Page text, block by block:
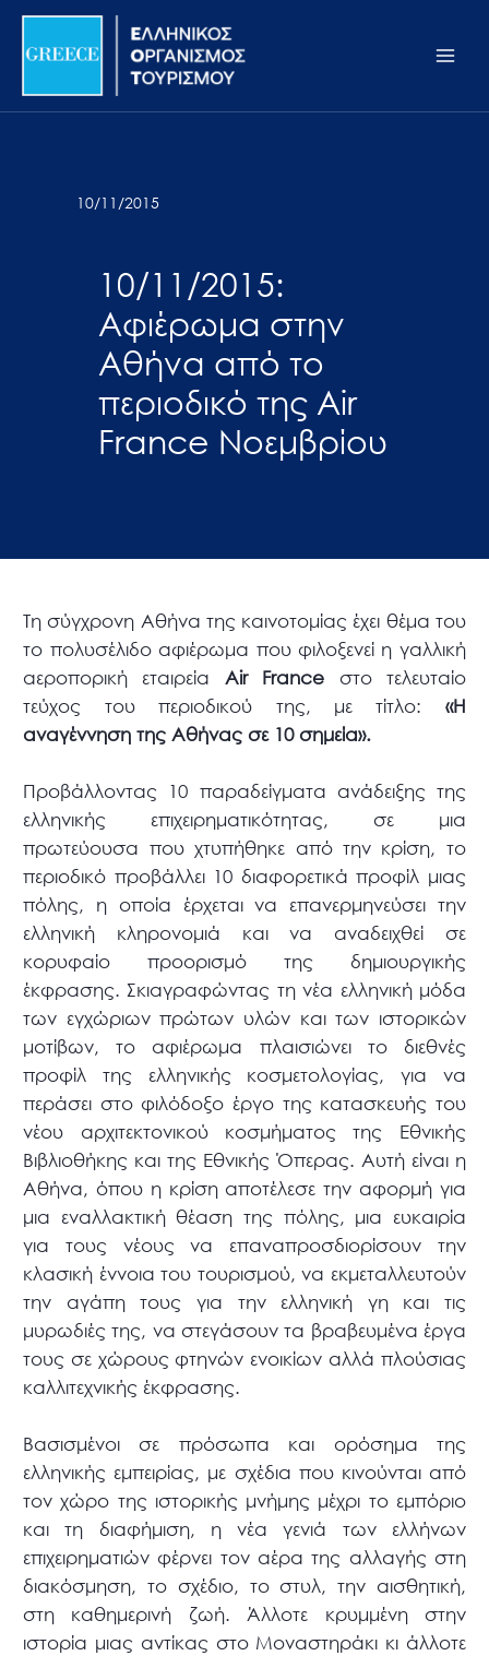
Σημείωση:
ιστότοπος
προσβασιμότητας.
Μετάβαση
περιεχόμενο
10/11/2015
10/11/2015:
Αφιέρωμα στην
Αθήνα από το
περιοδικό της Air
France Νοεμβρίου
Τη σύγχρονη Αθήνα της καινοτομίας έχει θέμα του
το πολυσέλιδο αφιέρωμα που φιλοξενεί η γαλλική
αεροπορική εταιρεία Air France στο τελευταίο
τεύχος του περιοδικού της, με τίτλο: «H
αναγέννηση της Αθήνας σε 10 σημεία».
Προβάλλοντας 10 παραδείγματα ανάδειξης της
ελληνικής επιχειρηματικότητας, σε μια
πρωτεύουσα που χτυπήθηκε από την κρίση, το
περιοδικό προβάλλει 10 διαφορετικά προφίλ μιας
πόλης, η οποία έρχεται να επανερμηνεύσει την
ελληνική κληρονομιά και να αναδειχθεί σε
κορυφαίο προορισμό της δημιουργικής
έκφρασης. Σκιαγραφώντας τη νέα ελληνική μόδα
των εγχώριων πρώτων υλών και των ιστορικών
μοτίβων, το αφιέρωμα πλαισιώνει το διεθνές
προφίλ της ελληνικής κοσμετολογίας, για να
περάσει στο φιλόδοξο έργο της κατασκευής του
νέου αρχιτεκτονικού κοσμήματος της Εθνικής
Βιβλιοθήκης και της Εθνικής Όπερας. Αυτή είναι η
Αθήνα, όπου η κρίση αποτέλεσε την αφορμή για
μια εναλλακτική θέαση της πόλης, μια ευκαιρία
για τους νέους να επαναπροσδιορίσουν την
κλασική έννοια του τουρισμού, να εκμεταλλευτούν
την αγάπη τους για την ελληνική γη και τις
μυρωδιές της, να στεγάσουν τα βραβευμένα έργα
τους σε χώρους φτηνών ενοικίων αλλά πλούσιας
καλλιτεχνικής έκφρασης.
Βασισμένοι σε πρόσωπα και ορόσημα της
ελληνικής εμπειρίας, με σχέδια που κινούνται από
τον χώρο της ιστορικής μνήμης μέχρι το εμπόριο
και τη διαφήμιση, η νέα γενιά των ελλήνων
επιχειρηματιών φέρνει τον αέρα της αλλαγής στη
διακόσμηση, το σχέδιο, το στυλ, την αισθητική,
στη καθημερινή ζωή. Άλλοτε κρυμμένη στην
ιστορία μιας αντίκας στο Μοναστηράκι κι άλλοτε